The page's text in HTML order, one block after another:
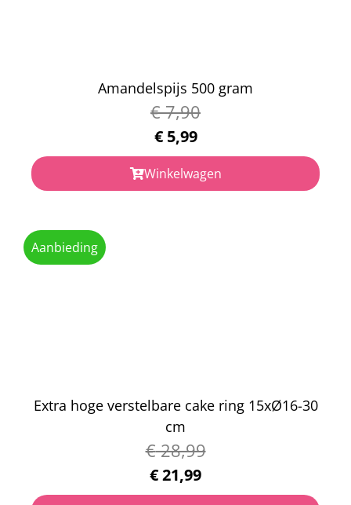
Amandelspijs 500 gram
€7,90
€5,99
Winkelwagen
Aanbieding
Extra hoge verstelbare cake ring 15xØ16-30
cm
€28,99
€21,99